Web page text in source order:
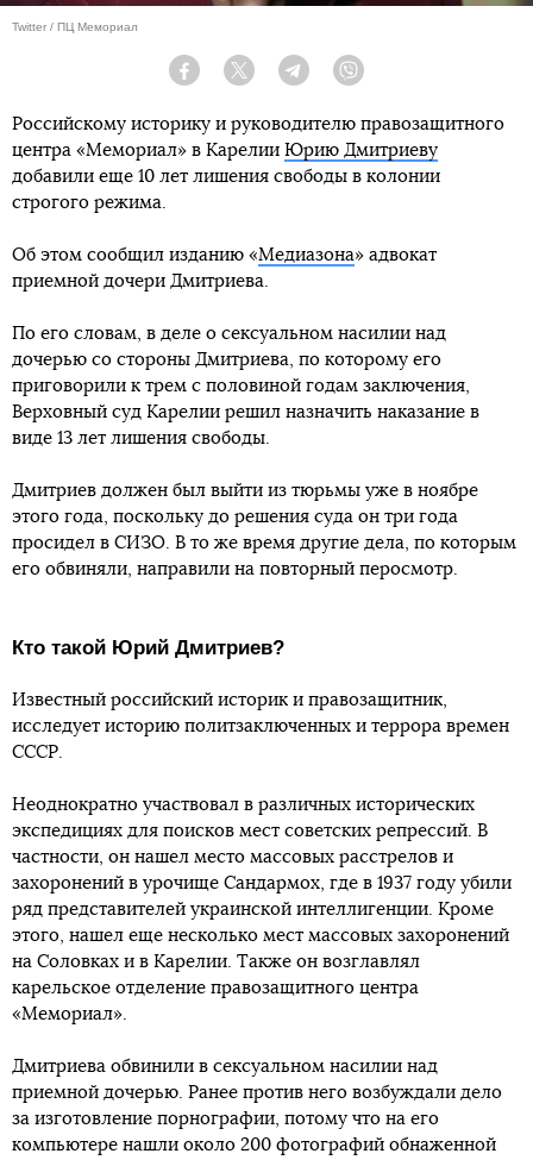
Twitter / ПЦ Мемориал
Facebook Twitter Telegram
Российскому историку и руководителю правозащитного
центра «Мемориал» в Карелии Юрию Дмитриеву
добавили еще 10 лет лишения свободы в колонии
строгого режима.
Об этом сообщил изданию «Медиазона» адвокат
приемной дочери Дмитриева.
По его словам, в деле о сексуальном насилии над
дочерью со стороны Дмитриева, по которому его
приговорили к трем с половиной годам заключения,
Верховный суд Карелии решил назначить наказание в
виде 13 лет лишения свободы.
Дмитриев должен был выйти из тюрьмы уже в ноябре
этого года, поскольку до решения суда он три года
просидел в СИЗО. В то же время другие дела, по которым
его обвиняли, направили на повторный перосмотр.
Кто такой Юрий Дмитриев?
Известный российский историк и правозащитник,
исследует историю политзаключенных и террора времен
СССР.
Неоднократно участвовал в различных исторических
экспедициях для поисков мест советских репрессий. В
частности, он нашел место массовых расстрелов и
захоронений в урочище Сандармох, где в 1937 году убили
ряд представителей украинской интеллигенции. Кроме
этого, нашел еще несколько мест массовых захоронений
на Соловках и в Карелии. Также он возглавлял
карельское отделение правозащитного центра
«Мемориал».
Дмитриева обвинили в сексуальном насилии над
приемной дочерью. Ранее против него возбуждали дело
за изготовление порнографии, потому что на его
компьютере нашли около 200 фотографий обнаженной